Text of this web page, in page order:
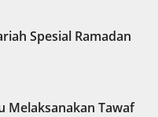
Spesial Ramadan
Melaksanakan Tawaf